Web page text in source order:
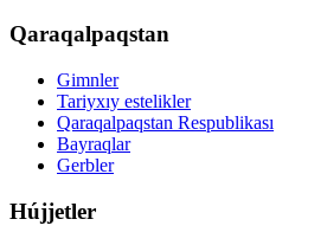
Qaraqalpaqstan
Gimnler
Tariyxıy estelikler
Qaraqalpaqstan Respublikası
Bayraqlar
Gerbler
Hújjetler